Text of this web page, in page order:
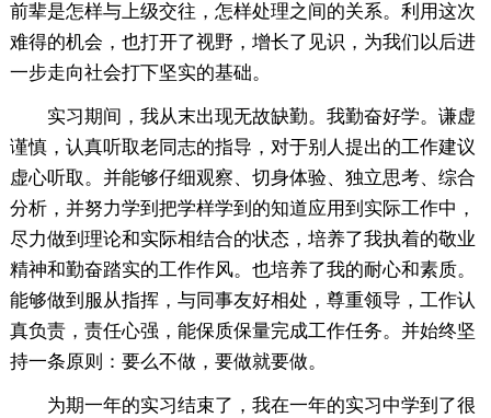
前辈是怎样与上级交往，怎样处理之间的关系。利用这次
难得的机会，也打开了视野，增长了见识，为我们以后进
一步走向社会打下坚实的基础。
实习期间，我从末出现无故缺勤。我勤奋好学。谦虚
谨慎，认真听取老同志的指导，对于别人提出的工作建议
虚心听取。并能够仔细观察、切身体验、独立思考、综合
分析，并努力学到把学样学到的知道应用到实际工作中，
尽力做到理论和实际相结合的状态，培养了我执着的敬业
精神和勤奋踏实的工作作风。也培养了我的耐心和素质。
能够做到服从指挥，与同事友好相处，尊重领导，工作认
真负责，责任心强，能保质保量完成工作任务。并始终坚
持一条原则：要么不做，要做就要做。
为期一年的实习结束了，我在一年的实习中学到了很